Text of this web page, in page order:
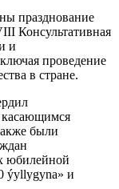
празднование
Консультативная
и
проведение
в стране.
касающимся
были
юбилейной
ýyllygyna» и